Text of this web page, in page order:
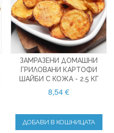
ЗАМРАЗЕНИ ДОМАШНИ
ГРИЛОВАНИ КАРТОФИ
ШАЙБИ С КОЖА - 2.5 КГ
8,54 €
ДОБАВИ В КОШНИЦАТА